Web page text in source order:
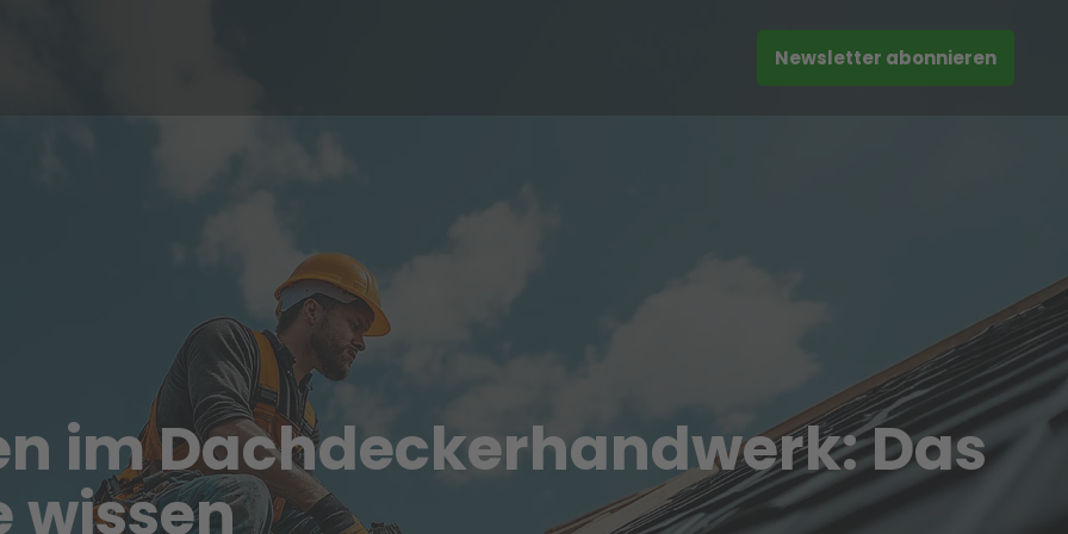
Newsletter abonnieren
im Dachdeckerhandwerk: Das
wissen